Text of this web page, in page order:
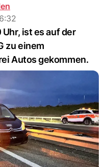
ist es auf der
zu einem
Autos gekommen.